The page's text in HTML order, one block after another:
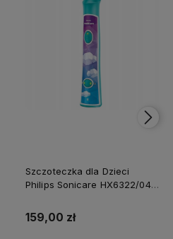
Szczoteczka dla Dzieci
Philips Sonicare HX6322/04
159,00 zł